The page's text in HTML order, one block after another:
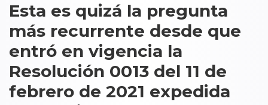
Esta es quizá la pregunta
más recurrente desde que
entró en vigencia la
Resolución 0013 del 11 de
febrero de 2021 expedida